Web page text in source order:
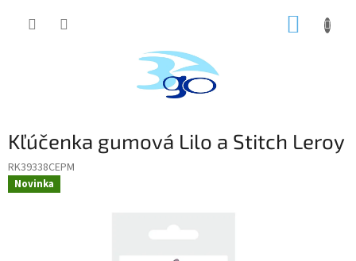
Kľúčenka gumová Lilo a Stitch Leroy
RK39338CEPM
Novinka